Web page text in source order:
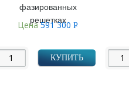
фазированных
решетках
Цена591 300Р
КУПИТЬ